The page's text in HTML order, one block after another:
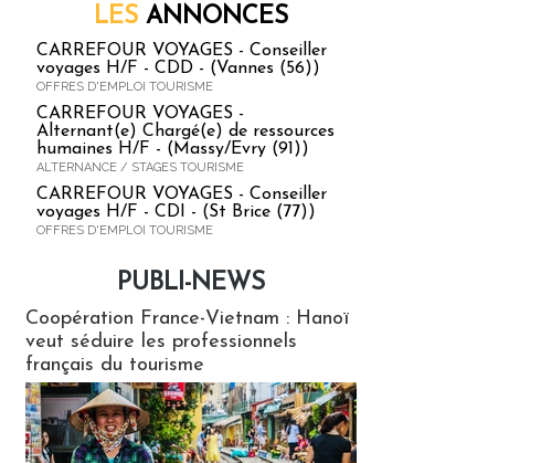
LES ANNONCES
CARREFOUR VOYAGES - Conseiller
voyages H/F - CDD - (Vannes (56))
OFFRES D'EMPLOI TOURISME
CARREFOUR VOYAGES -
Alternant(e) Chargé(e) de ressources
humaines H/F - (Massy/Evry (91))
ALTERNANCE / STAGES TOURISME
CARREFOUR VOYAGES - Conseiller
voyages H/F - CDI - (St Brice (77))
OFFRES D'EMPLOI TOURISME
PUBLI-NEWS
Coopération France-Vietnam : Hanoï
veut séduire les professionnels
français du tourisme